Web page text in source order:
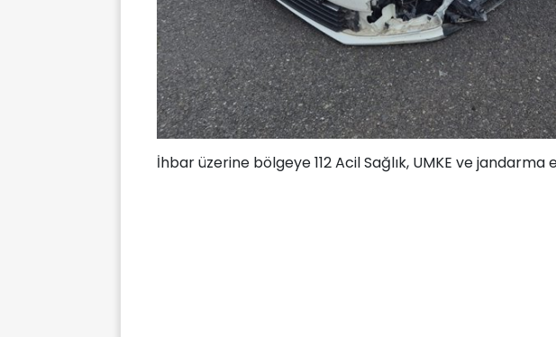
İhbar üzerine bölgeye 112 Acil Sağlık, UMKE ve jandarma